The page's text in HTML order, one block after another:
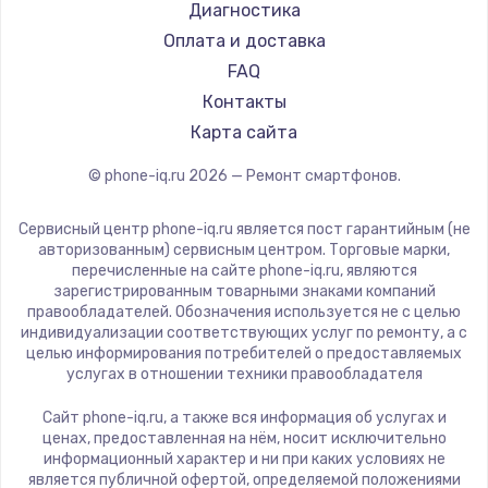
Замена видеокарты
1600 руб.
Заказать
Ремонт разъема питания
880 руб.
Заказать
Замена видеочипа
2745 руб.
Заказать
2600 руб.
Заказать
Ремонт смартфонов HTC
Ремонт смартфонов Blackmagic
Ремонт смартфонов Nothing
Ремонт смартфонов iQOO
LeEco
OnePlus
teXet
Motorola
Prestigio
Elephone
BlackView
Google
Vertu
Tp-Link
Nubia
Land Rover
Диагностика
Оплата и доставка
FAQ
Контакты
Карта сайта
© phone-iq.ru 2026 — Ремонт смартфонов.
Сервисный центр phone-iq.ru является пост гарантийным (не
авторизованным) сервисным центром. Торговые марки,
перечисленные на сайте phone-iq.ru, являются
зарегистрированным товарными знаками компаний
правообладателей. Обозначения используется не с целью
индивидуализации соответствующих услуг по ремонту, а с
целью информирования потребителей о предоставляемых
услугах в отношении техники правообладателя
Сайт phone-iq.ru, а также вся информация об услугах и
ценах, предоставленная на нём, носит исключительно
информационный характер и ни при каких условиях не
является публичной офертой, определяемой положениями